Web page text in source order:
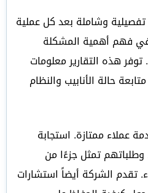
تفصيلية وشاملة بعد كل عملية
فهم أهمية المشكلة
توفر هذه التقارير معلومات
حالة الأنابيب والنظام
عملاء ممتازة. استجابة
تمثل جزءًا من
تقدم الشركة أيضاً استشارات